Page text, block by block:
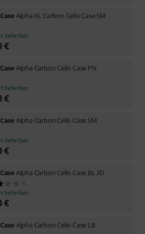
Alpha XL Carbon Cello Case SM
lieferbar
€
Alpha Carbon Cello Case PN
lieferbar
€
Alpha Carbon Cello Case SM
lieferbar
€
Alpha Carbon Cello Case BL 3D
1
lieferbar
€
Alpha Carbon Cello Case LB